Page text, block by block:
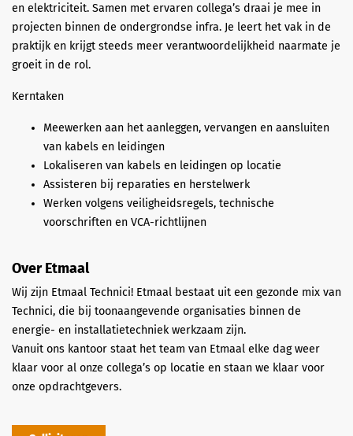
en elektriciteit. Samen met ervaren collega’s draai je mee in
projecten binnen de ondergrondse infra. Je leert het vak in de
praktijk en krijgt steeds meer verantwoordelijkheid naarmate je
groeit in de rol.
Kerntaken
Meewerken aan het aanleggen, vervangen en aansluiten
van kabels en leidingen
Lokaliseren van kabels en leidingen op locatie
Assisteren bij reparaties en herstelwerk
Werken volgens veiligheidsregels, technische
voorschriften en VCA-richtlijnen
Over Etmaal
Wij zijn Etmaal Technici! Etmaal bestaat uit een gezonde mix van
Technici, die bij toonaangevende organisaties binnen de
energie- en installatietechniek werkzaam zijn.
Vanuit ons kantoor staat het team van Etmaal elke dag weer
klaar voor al onze collega’s op locatie en staan we klaar voor
onze opdrachtgevers.